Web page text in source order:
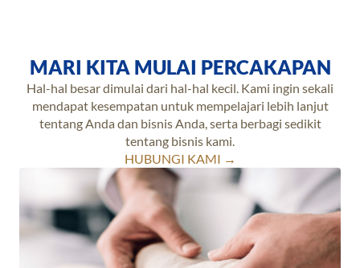
MARI KITA MULAI PERCAKAPAN
Hal-hal besar dimulai dari hal-hal kecil. Kami ingin sekali
mendapat kesempatan untuk mempelajari lebih lanjut
tentang Anda dan bisnis Anda, serta berbagi sedikit
tentang bisnis kami.
HUBUNGI KAMI →